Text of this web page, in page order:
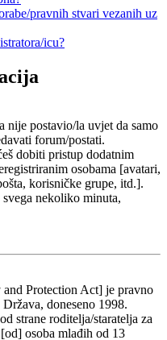
pravnih stvari vezanih uz
icu?
nije postavio/la uvjet da samo
forum/postati.
dobiti pristup dodatnim
osobama [avatari,
korisničke grupe, itd.].
nekoliko minuta,
Protection Act] je pravno
doneseno 1998.
strane roditelja/staratelja za
osoba mlađih od 13